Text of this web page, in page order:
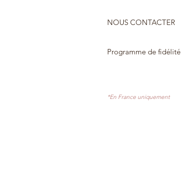
NOUS CONTACTER
Programme de fidélité
*En France uniquement